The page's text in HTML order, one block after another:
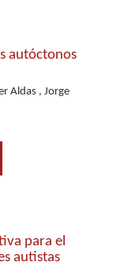
autóctonos
Aldas , Jorge
para el
autistas